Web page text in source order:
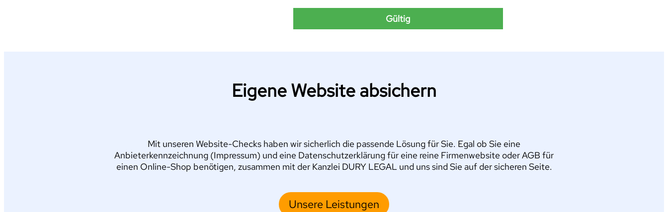
Gültig
Eigene Website absichern
Mit unseren Website-Checks haben wir sicherlich die passende Lösung für Sie. Egal ob Sie eine
Anbieterkennzeichnung (Impressum) und eine Datenschutzerklärung für eine reine Firmenwebsite oder AGB für
einen Online-Shop benötigen, zusammen mit der Kanzlei DURY LEGAL und uns sind Sie auf der sicheren Seite.
Unsere Leistungen